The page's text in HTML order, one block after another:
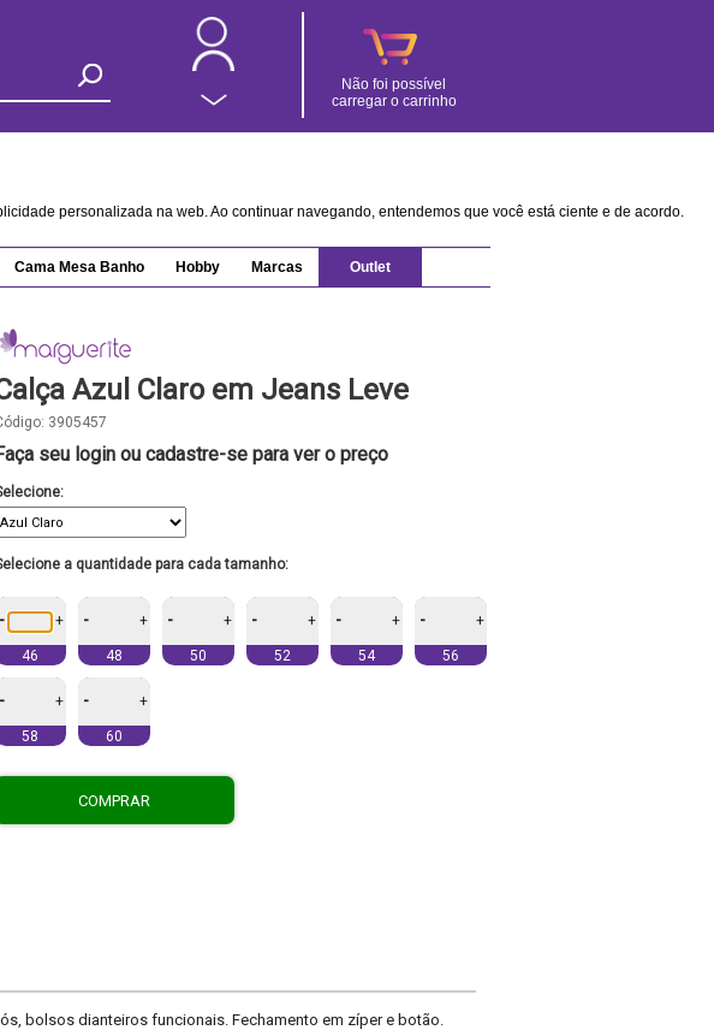
Não foi possível
carregar o carrinho
personalizada na web. Ao continuar navegando, entendemos que você está ciente e de acordo.
Cama Mesa Banho Hobby Marcas Outlet
Azul Claro em Jeans Leve
3905457
seu login ou cadastre-se para ver o preço
a quantidade para cada tamanho:
- +
46
- +
48
- +
50
- +
52
- +
54
- +
56
- +
58
- +
60
COMPRAR
bolsos dianteiros funcionais. Fechamento em zíper e botão.